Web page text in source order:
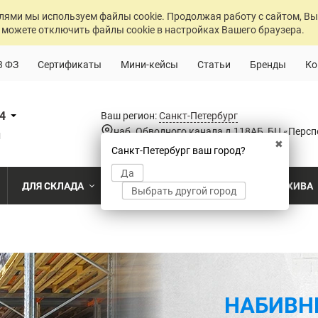
мы используем файлы cookie. Продолжая работу с сайтом,
отключить файлы cookie в настройках Вашего браузера.
ФЗ Сертификаты Мини-кейсы Статьи Бренды
Ваш регион:Санкт-Петербург
✖
Санкт-Петербург ваш город?
Да
Выбрать другой город
наб. Обводного канала д.118АБ, БЦ
MS Standart
MS Strong
MS Hard
MS U
Полочные
Паллетные
Для
Для
Склад временного хранения
Склад транспортной компании
ДЛЯ СКЛАДА
Раздевалка на пищевом
ДЛЯ РАЗДЕВАЛОК
Архив
ДЛЯ АРХИВА